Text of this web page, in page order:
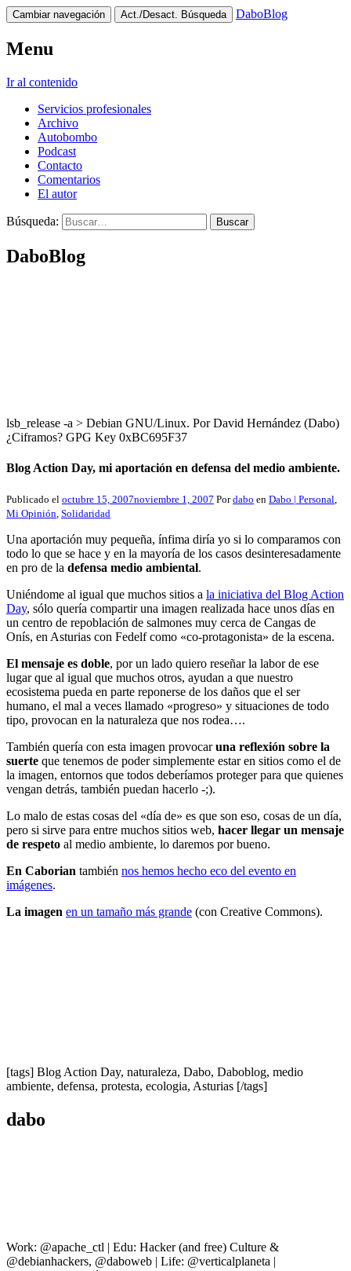
Cambiar navegación Act./Desact. Búsqueda DaboBlog
Menu
Ir al contenido
Servicios profesionales
Archivo
Autobombo
Podcast
Contacto
Comentarios
El autor
Búsqueda:
DaboBlog
lsb_release -a > Debian GNU/Linux. Por David Hernández (Dabo)
¿Ciframos? GPG Key 0xBC695F37
Blog Action Day, mi aportación en defensa del medio ambiente.
Publicado el octubre 15, 2007noviembre 1, 2007 Pordabo en Dabo | Personal,
Mi Opinión, Solidaridad
Una aportación muy pequeña, ínfima diría yo si lo comparamos con
todo lo que se hace y en la mayoría de los casos desinteresadamente
en pro de la defensa medio ambiental.
Uniéndome al igual que muchos sitios a la iniciativa del Blog Action
Day, sólo quería compartir una imagen realizada hace unos días en
un centro de repoblación de salmones muy cerca de Cangas de
Onís, en Asturias con Fedelf como «co-protagonista» de la escena.
El mensaje es doble, por un lado quiero reseñar la labor de ese
lugar que al igual que muchos otros, ayudan a que nuestro
ecosistema pueda en parte reponerse de los daños que el ser
humano, el mal a veces llamado «progreso» y situaciones de todo
tipo, provocan en la naturaleza que nos rodea….
También quería con esta imagen provocaruna reflexión sobre la
suerte que tenemos de poder simplemente estar en sitios como el de
la imagen, entornos que todos deberíamos proteger para que quienes
vengan detrás, también puedan hacerlo -;).
Lo malo de estas cosas del «día de» es que son eso, cosas de un día,
pero si sirve para entre muchos sitios web, hacer llegar un mensaje
de respeto al medio ambiente, lo daremos por bueno.
En Caborian también nos hemos hecho eco del evento en
imágenes.
La imagen en un tamaño más grande (con Creative Commons).
[tags] Blog Action Day, naturaleza, Dabo, Daboblog, medio
ambiente, defensa, protesta, ecologia, Asturias [/tags]
dabo
Work: @apache_ctl | Edu: Hacker (and free) Culture &
@debianhackers, @daboweb | Life: @verticalplaneta |